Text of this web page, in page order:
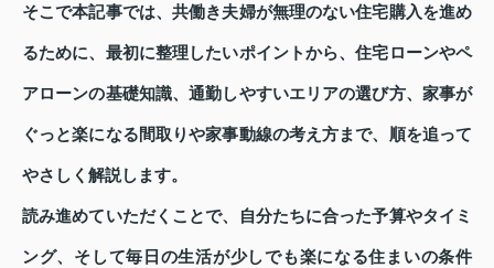
そこで本記事では、共働き夫婦が無理のない住宅購入を進め
るために、最初に整理したいポイントから、住宅ローンやペ
アローンの基礎知識、通勤しやすいエリアの選び方、家事が
ぐっと楽になる間取りや家事動線の考え方まで、順を追って
やさしく解説します。
読み進めていただくことで、自分たちに合った予算やタイミ
ング、そして毎日の生活が少しでも楽になる住まいの条件